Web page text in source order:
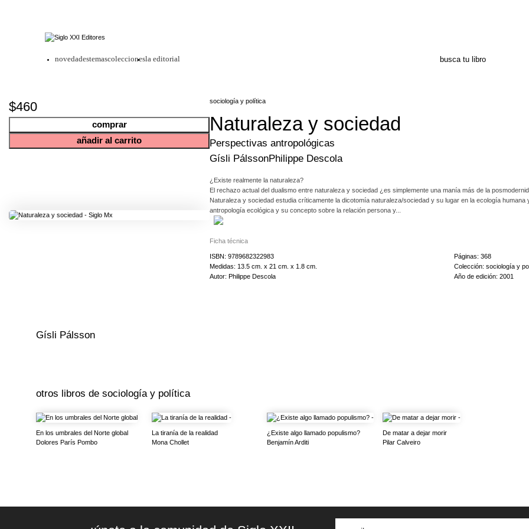
novedadestemascoleccionesla editorial
$460
añadir al carrito
comprar
sociología y política
Naturaleza y sociedad
Perspectivas antropológicas
Gísli PálssonPhilippe Descola
¿Existe realmente la naturaleza?
El rechazo actual del dualismo entre naturaleza y sociedad ¿es simplemente una manía más de la
Naturaleza y sociedad estudia críticamente la dicotomía naturaleza/sociedad y su lugar en la ecología
antropología ecológica y su concepto sobre la relación persona y...
Atendiendo a una diversidad de perspectivas, los colaboradores en este libro abordan los avances actuales
conjunto de estudios de caso etnográficos –la Amazonia, las islas Salomón, malasia, las islas Molucas, las
laboratorios de biología molecular y de física de alta energía. Se presenta un conjunto de estudios de caso
comunidades rurales en Japón y en el noroeste de Europa, la Grecia urbana y los laboratorios de biología
Naturaleza y sociedad se centra en el tema del medio ambiente y de sus relaciones con los humanos. Al
Ficha técnica
ISBN: 9789682322983
Páginas: 368
Medidas: 13.5 cm. x 21 cm. x 1.8 cm.
Colección: sociología y
Autor: Philippe Descola
Año de edición: 2001
Gísli Pálsson
otros libros de sociología y política
En los umbrales del Norte global
Dolores París Pombo
La tiranía de la realidad
Mona Chollet
¿Existe algo llamado populismo?
Benjamín Arditi
De matar a dejar morir
Pilar Calveiro